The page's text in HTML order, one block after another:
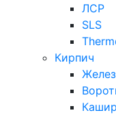
ЛСР
SLS
Кирпич